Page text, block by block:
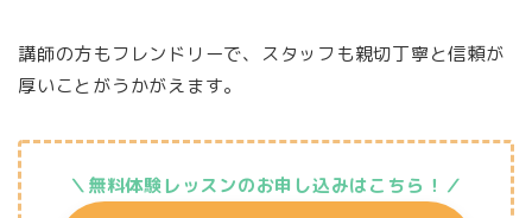
講師の方もフレンドリーで、スタッフも親切丁寧と信頼が
厚いことがうかがえます。
＼無料体験レッスンのお申し込みはこちら ！／